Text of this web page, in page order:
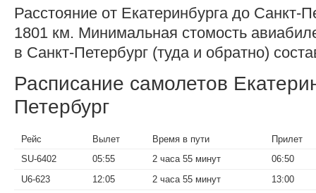
Расстояние от Екатеринбурга до Санкт-
1801 км. Минимальная стомость
в Санкт-Петербург (туда и обратно)
Расписание самолетов
Петербург
Рейс Вылет Время в пути
Прилет
SU-6402
05:55 2 часа 55 минут
06:50
U6-623
12:05 2 часа 55 минут
13:00